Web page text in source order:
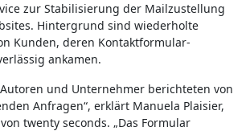
zur Stabilisierung der Mailzustellung
Hintergrund sind wiederholte
Kunden, deren Kontaktformular-
ankamen.
und Unternehmer berichteten von
Anfragen“, erklärt Manuela Plaisier,
twenty seconds. „Das Formular